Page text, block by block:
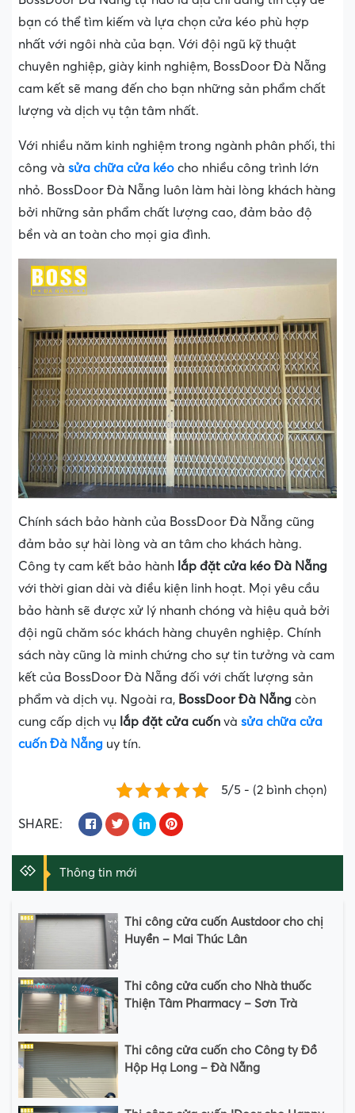
bạn có thể tìm kiếm và lựa chọn cửa kéo phù hợp
nhất với ngôi nhà của bạn. Với đội ngũ kỹ thuật
chuyên nghiệp, giày kinh nghiệm, BossDoor Đà Nẵng
cam kết sẽ mang đến cho bạn những sản phẩm chất
lượng và dịch vụ tận tâm nhất.
Với nhiều năm kinh nghiệm trong ngành phân phối, thi
công và sửa chữa cửa kéo cho nhiều công trình lớn
nhỏ. BossDoor Đà Nẵng luôn làm hài lòng khách hàng
bởi những sản phẩm chất lượng cao, đảm bảo độ
bền và an toàn cho mọi gia đình.
Chính sách bảo hành của BossDoor Đà Nẵng cũng
đảm bảo sự hài lòng và an tâm cho khách hàng.
Công ty cam kết bảo hành lắp đặt cửa kéo Đà Nẵng
với thời gian dài và điều kiện linh hoạt. Mọi yêu cầu
bảo hành sẽ được xử lý nhanh chóng và hiệu quả bởi
đội ngũ chăm sóc khách hàng chuyên nghiệp. Chính
sách này cũng là minh chứng cho sự tin tưởng và cam
kết của BossDoor Đà Nẵng đối với chất lượng sản
phẩm và dịch vụ. Ngoài ra, BossDoor Đà Nẵng còn
cung cấp dịch vụ lắp đặt cửa cuốn và sửa chữa cửa
cuốn Đà Nẵng uy tín.
5/5 - (2 bình chọn)
SHARE:
Thông tin mới
Thi công cửa cuốn Austdoor cho chị
Huyền – Mai Thúc Lân
Thi công cửa cuốn cho Nhà thuốc
Thiện Tâm Pharmacy – Sơn Trà
Thi công cửa cuốn cho Công ty Đồ
Hộp Hạ Long – Đà Nẵng